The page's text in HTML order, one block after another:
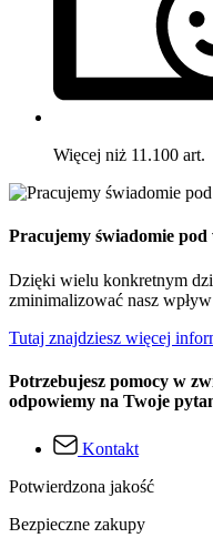
Więcej niż 11.100 art.
Pracujemy świadomie
Dzięki wielu konkretnym
zminimalizować nasz
Tutaj znajdziesz więcej
Potrzebujesz pomocy w
odpowiemy na Twoje
Kontakt
Potwierdzona jakość
Bezpieczne zakupy